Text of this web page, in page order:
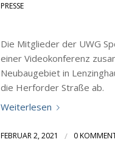
PRESSE
Die Mitglieder der UWG
einer Videokonferenz
Neubaugebiet in
die Herforder Straße ab.
Weiterlesen
FEBRUAR 2, 2021 / 0